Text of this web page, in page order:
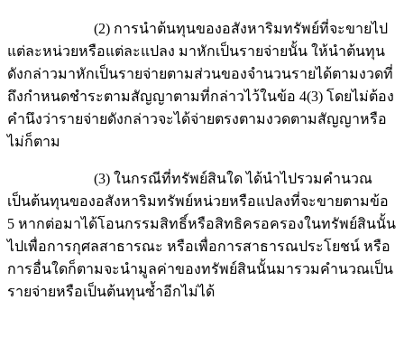
(2) การนำต้นทุนของอสังหาริมทรัพย์ที่จะขายไป
แต่ละหน่วยหรือแต่ละแปลง มาหักเป็นรายจ่ายนั้น ให้นำต้นทุน
ดังกล่าวมาหักเป็นรายจ่ายตามส่วนของจำนวนรายได้ตามงวดที่
ถึงกำหนดชำระตามสัญญาตามที่กล่าวไว้ในข้อ 4(3) โดยไม่ต้อง
คำนึงว่ารายจ่ายดังกล่าวจะได้จ่ายตรงตามงวดตามสัญญาหรือ
ไม่ก็ตาม
(3) ในกรณีที่ทรัพย์สินใด ได้นำไปรวมคำนวณ
เป็นต้นทุนของอสังหาริมทรัพย์หน่วยหรือแปลงที่จะขายตามข้อ
5 หากต่อมาได้โอนกรรมสิทธิ์หรือสิทธิครอครองในทรัพย์สินนั้น
ไปเพื่อการกุศลสาธารณะ หรือเพื่อการสาธารณประโยชน์ หรือ
การอื่นใดก็ตามจะนำมูลค่าของทรัพย์สินนั้นมารวมคำนวณเป็น
รายจ่ายหรือเป็นต้นทุนซ้ำอีกไม่ได้